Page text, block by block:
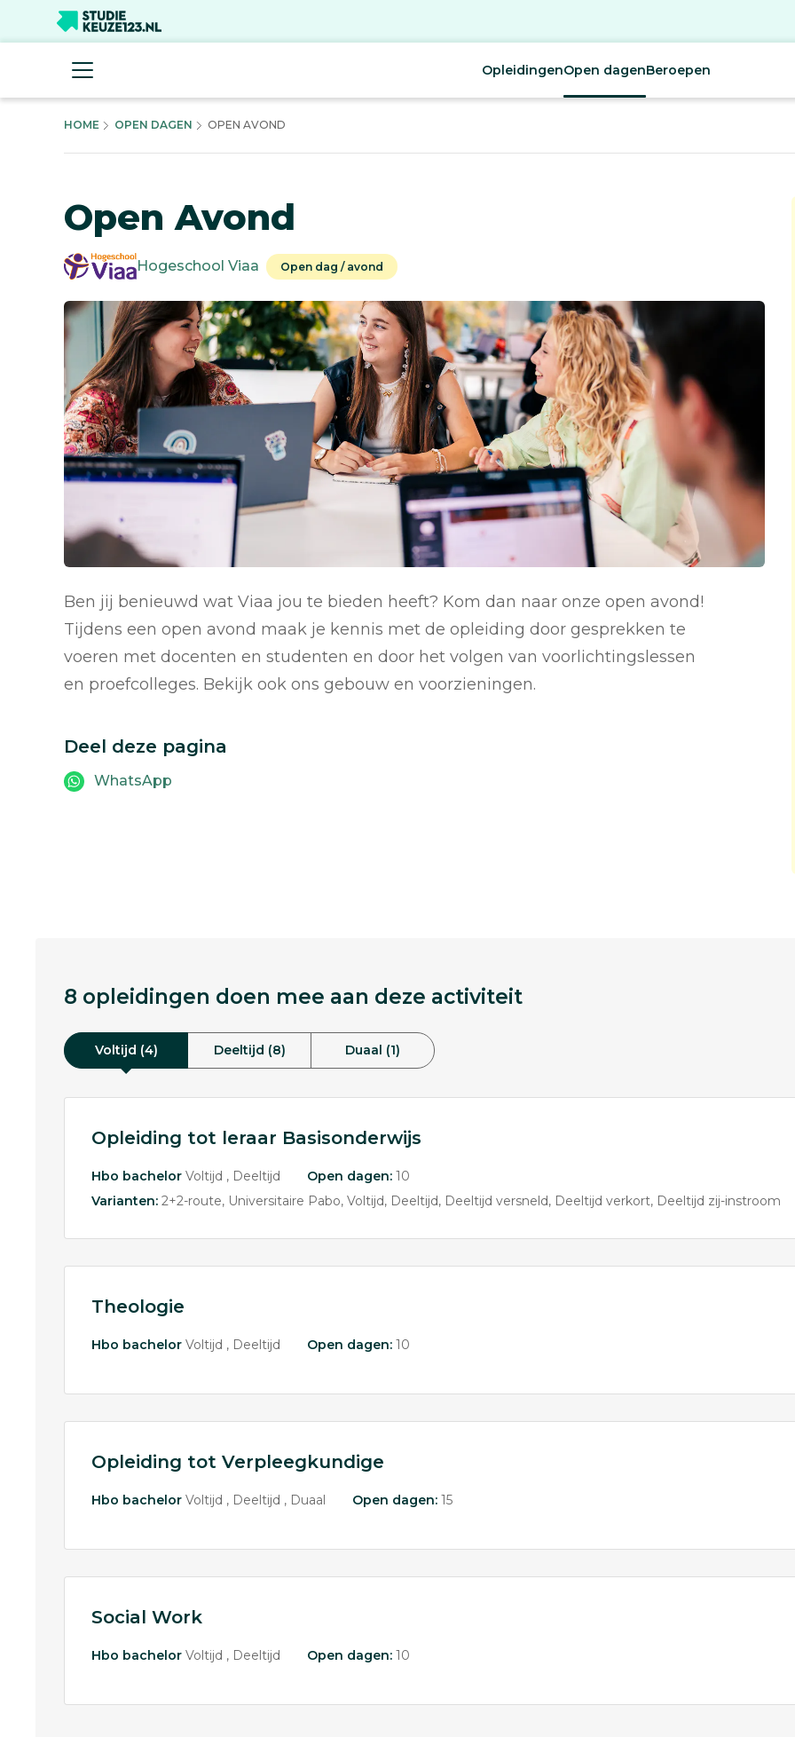
OpleidingenOpen dagenBeroepen
HOME OPEN DAGEN OPEN AVOND
Open Avond
Hogeschool Viaa Open dag / avond
Ben jij benieuwd wat Viaa jou te bieden heeft? Kom dan naar onze open avond!
Tijdens een open avond maak je kennis met de opleiding door gesprekken te
voeren met docenten en studenten en door het volgen van voorlichtingslessen
en proefcolleges. Bekijk ook ons gebouw en voorzieningen.
Deel deze pagina
WhatsApp
8 opleidingen doen mee aan deze activiteit
Voltijd (4) Deeltijd (8) Duaal (1)
Opleiding tot leraar Basisonderwijs
Hbo bachelor Voltijd Deeltijd Open dagen: 10
Varianten: 2+2-route Universitaire Pabo Voltijd Deeltijd Deeltijd versneld Deeltijd verkort Deeltijd zij-instroom
Theologie
Hbo bachelor Voltijd Deeltijd Open dagen: 10
Opleiding tot Verpleegkundige
Hbo bachelor Voltijd Deeltijd Duaal Open dagen: 15
Social Work
Hbo bachelor Voltijd Deeltijd Open dagen: 10